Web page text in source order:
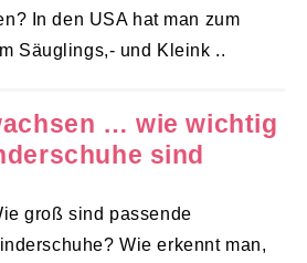
In den USA hat man zum
Säuglings,- und Kleink ..
… wie wichtig
sind
groß sind passende
Wie erkennt man,